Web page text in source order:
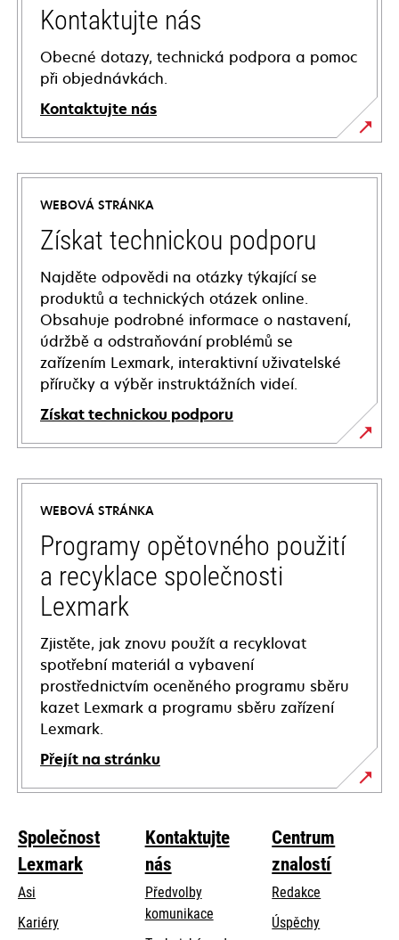
Kontaktujte nás
Obecné dotazy, technická podpora a pomoc
při objednávkách.
Kontaktujte nás
WEBOVÁ STRÁNKA
Získat technickou podporu
Najděte odpovědi na otázky týkající se
produktů a technických otázek online.
Obsahuje podrobné informace o nastavení,
údržbě a odstraňování problémů se
zařízením Lexmark, interaktivní uživatelské
příručky a výběr instruktážních videí.
Získat technickou podporu
opens
in
new
tab
WEBOVÁ STRÁNKA
Programy opětovného použití
a recyklace společnosti
Lexmark
Zjistěte, jak znovu použít a recyklovat
spotřební materiál a vybavení
prostřednictvím oceněného programu sběru
kazet Lexmark a programu sběru zařízení
Lexmark.
Přejít na stránku
Společnost
Lexmark
Asi
Kariéry
Kontaktujte
nás
Předvolby
komunikace
Centrum
znalostí
Redakce
Úspěchy